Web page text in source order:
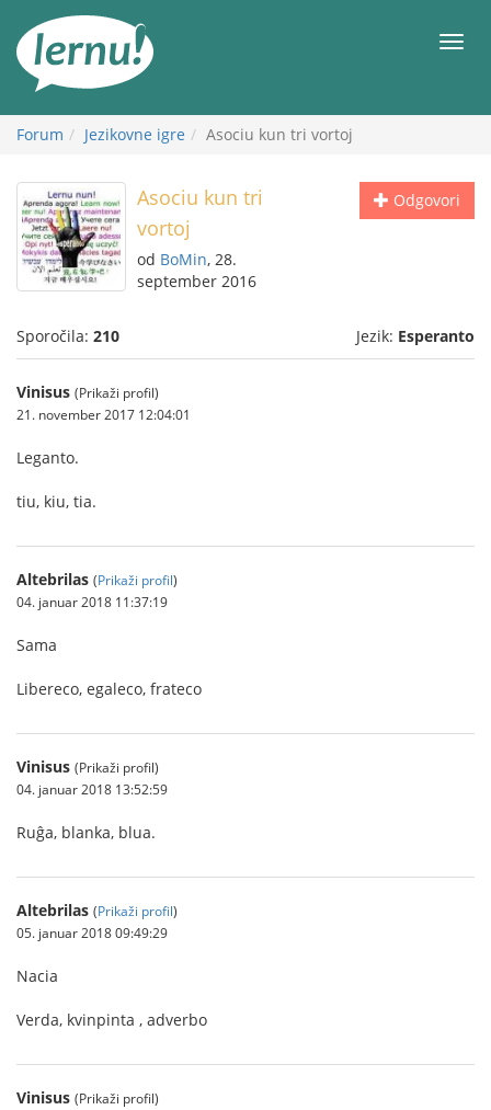
vsebini
Meni
Forum Jezikovne igre Asociu kun tri vortoj
Odgovori
Asociu kun tri
vortoj
od BoMin, 28.
september 2016
Sporočila: 210 Jezik: Esperanto
Vinisus (Prikaži profil)
21. november 2017 12:04:01
Leganto.
tiu, kiu, tia.
Altebrilas (Prikaži profil)
04. januar 2018 11:37:19
Sama
Libereco, egaleco, frateco
Vinisus (Prikaži profil)
04. januar 2018 13:52:59
Ruĝa, blanka, blua.
Altebrilas (Prikaži profil)
05. januar 2018 09:49:29
Nacia
Verda, kvinpinta , adverbo
Vinisus (Prikaži profil)